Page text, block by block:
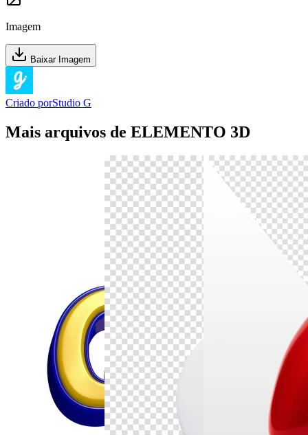
Imagem
Baixar Imagem
Criado porStudio G
Mais arquivos de ELEMENTO 3D